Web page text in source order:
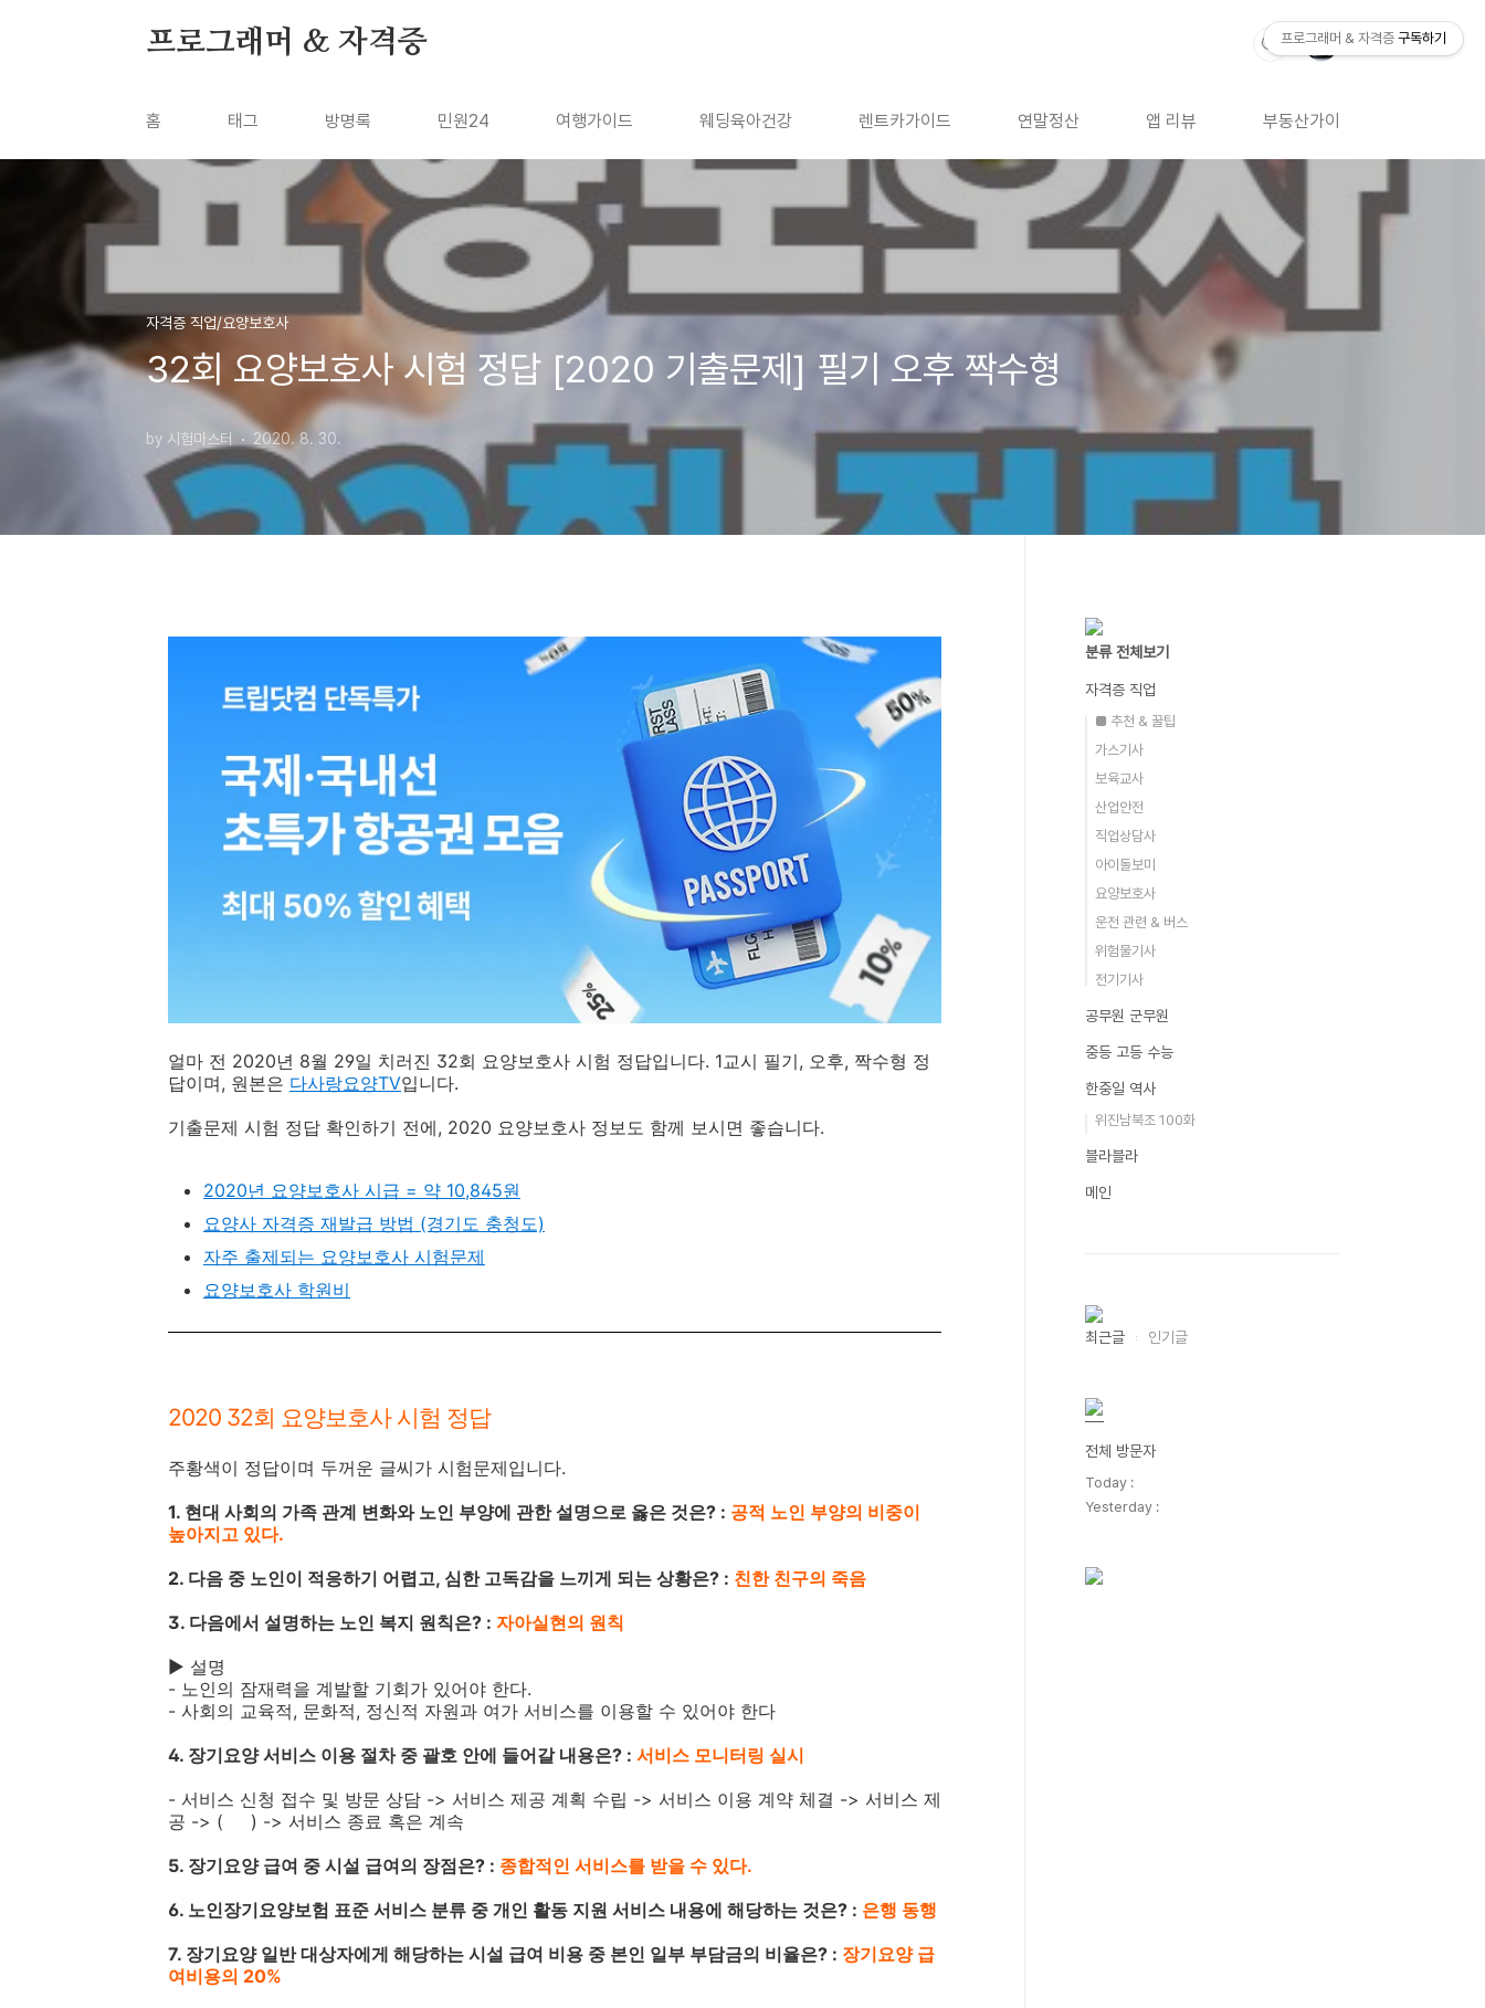
프로그래머 & 자격증
홈 태그 방명록 민원24 여행가이드 웨딩육아건강 렌트카가이드 연말정산 앱 리뷰 부동산가이드
자격증 직업/요양보호사
32회 요양보호사 시험 정답 [2020 기출문제] 필기 오후 짝수형
by 시험마스터 2020. 8. 30.
얼마 전 2020년 8월 29일 치러진 32회 요양보호사 시험 정답입니다. 1교시 필기, 오후, 짝수형 정
답이며, 원본은 다사랑요양TV입니다.
기출문제 시험 정답 확인하기 전에, 2020 요양보호사 정보도 함께 보시면 좋습니다.
2020년 요양보호사 시급 = 약 10,845원
요양사 자격증 재발급 방법 (경기도 충청도)
자주 출제되는 요양보호사 시험문제
요양보호사 학원비
2020 32회 요양보호사 시험 정답
주황색이 정답이며 두꺼운 글씨가 시험문제입니다.
1. 현대 사회의 가족 관계 변화와 노인 부양에 관한 설명으로 옳은 것은? : 공적 노인 부양의 비중이
높아지고 있다.
2. 다음 중 노인이 적응하기 어렵고, 심한 고독감을 느끼게 되는 상황은? : 친한 친구의 죽음
3. 다음에서 설명하는 노인 복지 원칙은? : 자아실현의 원칙
▶ 설명
- 노인의 잠재력을 계발할 기회가 있어야 한다.
- 사회의 교육적, 문화적, 정신적 자원과 여가 서비스를 이용할 수 있어야 한다
4. 장기요양 서비스 이용 절차 중 괄호 안에 들어갈 내용은? : 서비스 모니터링 실시
- 서비스 신청 접수 및 방문 상담 -> 서비스 제공 계획 수립 -> 서비스 이용 계약 체결 -> 서비스 제
공 -> ( ) -> 서비스 종료 혹은 계속
5. 장기요양 급여 중 시설 급여의 장점은? : 종합적인 서비스를 받을 수 있다.
6. 노인장기요양보험 표준 서비스 분류 중 개인 활동 지원 서비스 내용에 해당하는 것은? : 은행 동행
7. 장기요양 일반 대상자에게 해당하는 시설 급여 비용 중 본인 일부 부담금의 비율은? : 장기요양 급
여비용의 20%
분류 전체보기
자격증 직업
■ 추천 & 꿀팁
가스기사
보육교사
산업안전
직업상담사
아이돌보미
요양보호사
운전 관련 & 버스
위험물기사
전기기사
공무원 군무원
중등 고등 수능
한중일 역사
위진남북조 100화
블라블라
메인
최근글 인기글
전체 방문자
Today :
Yesterday :
프로그래머 & 자격증 구독하기